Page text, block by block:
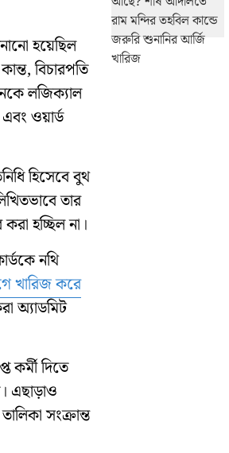
হয়েছিল
বিচারপতি
লজিক্যাল
ওয়ার্ড
হিসেবে বুথ
তার
হচ্ছিল না।
নথি
খারিজ করে
অ্যাডমিট
দিতে
এছাড়াও
সংক্রান্ত